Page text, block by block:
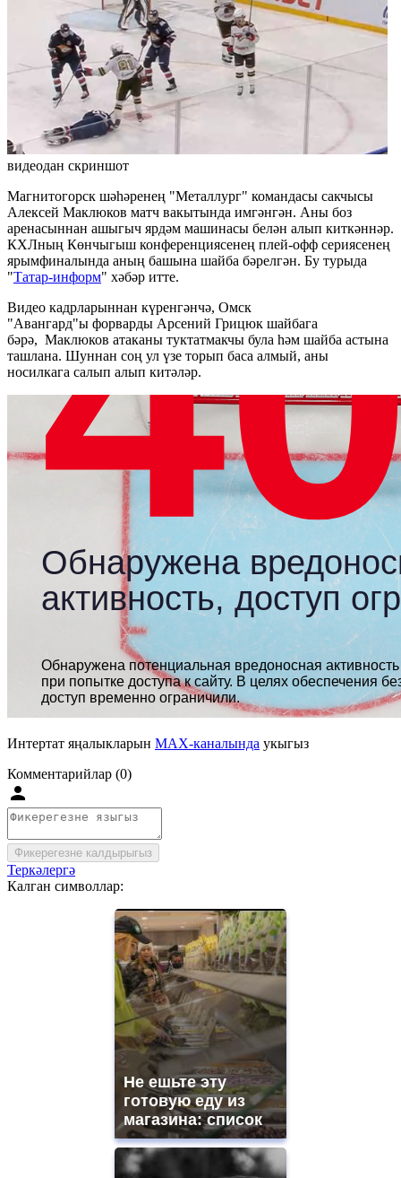
видеодан скриншот
Магнитогорск шәһәренең "Металлург" командасы сакчысы
Алексей Маклюков матч вакытында имгәнгән. Аны боз
аренасыннан ашыгыч ярдәм машинасы белән алып киткәннәр.
КХЛның Көнчыгыш конференциясенең плей-офф сериясенең
ярымфиналында аның башына шайба бәрелгән. Бу турыда
"Татар-информ" хәбәр итте.
Видео кадрларыннан күренгәнчә, Омск
"Авангард"ы форварды Арсений Грицюк шайбага
бәрә, Маклюков атаканы туктатмакчы була һәм шайба астына
ташлана. Шуннан соң ул үзе торып баса алмый, аны
носилкага салып алып китәләр.
Интертат яңалыкларын MAX-каналында укыгыз
Комментарийлар (0)
Фикерегезне калдырыгыз
Теркәлергә
Калган символлар:
Не ешьте эту
готовую еду из
магазина: список